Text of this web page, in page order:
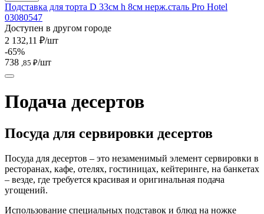
Подставка для торта D 33см h 8см нерж.сталь Pro Hotel
03080547
Доступен в другом городе
2 132,11 ₽/шт
-65%
738 ,85 ₽/шт
Подача десертов
Посуда для сервировки десертов
Посуда для десертов – это незаменимый элемент сервировки в
ресторанах, кафе, отелях, гостиницах, кейтеринге, на банкетах
– везде, где требуется красивая и оригинальная подача
угощений.
Использование специальных подставок и блюд на ножке